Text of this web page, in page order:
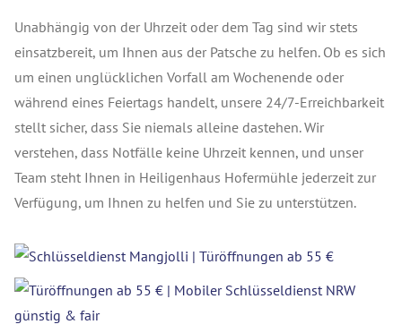
Unabhängig von der Uhrzeit oder dem Tag sind wir stets
einsatzbereit, um Ihnen aus der Patsche zu helfen. Ob es sich
um einen unglücklichen Vorfall am Wochenende oder
während eines Feiertags handelt, unsere 24/7-Erreichbarkeit
stellt sicher, dass Sie niemals alleine dastehen. Wir
verstehen, dass Notfälle keine Uhrzeit kennen, und unser
Team steht Ihnen in Heiligenhaus Hofermühle jederzeit zur
Verfügung, um Ihnen zu helfen und Sie zu unterstützen.